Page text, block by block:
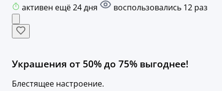
активен ещё 24 дня
воспользовались 12 раз
Украшения от 50% до 75% выгоднее!
Блестящее настроение.